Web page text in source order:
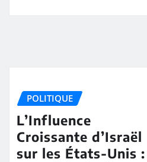
POLITIQUE
L’Influence
Croissante d’Israël
sur les États-Unis :